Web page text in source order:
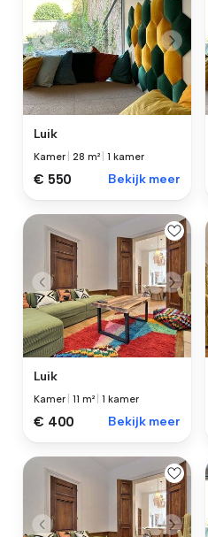
Luik
Kamer |28 m² |1 kamer
€ 550 Bekijk meer
Luik
Kamer |11 m² |1 kamer
€ 400 Bekijk meer